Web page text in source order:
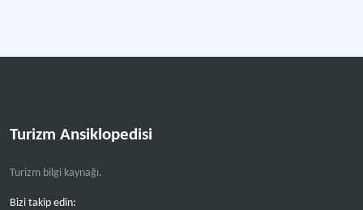
Turizm Ansiklopedisi
Turizm bilgi kaynağı.
Bizi takip edin: